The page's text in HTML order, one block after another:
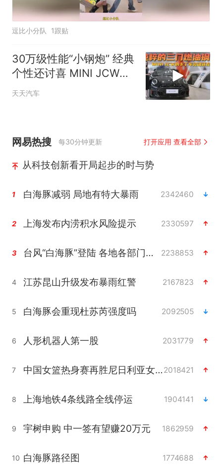
逗比小分队 1跟贴
30万级性能“小钢炮” 经典
个性还讨喜 MINI JCW适
合什么人群？
天天汽车
网易热搜 每30分钟更新 打开应用 查看全部
从科技创新看开局起步的时与势
1 白海豚减弱 局地有特大暴雨 2342460
2 上海发布内涝积水风险提示 2330597
3 台风“白海豚”登陆 各地各部门全力应对 2238853
4 江苏昆山升级发布暴雨红警 2167823
5 白海豚会重现杜苏芮强度吗 2092505
6 人形机器人第一股 2031779
7 中国女篮热身赛再胜尼日利亚女篮2018421
8 上海地铁4条线路全线停运 1904141
9 宇树申购 中一签有望赚20万元 1862959
10 白海豚路径图 1774688